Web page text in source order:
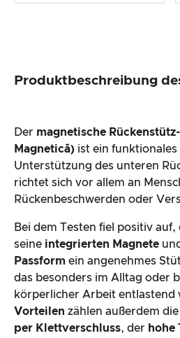
Produktbeschreibung
Der magnetische
Magnetică) ist ein
Unterstützung des unteren
richtet sich vor allem an
Rückenbeschwerden oder
Bei dem Testen fiel positiv
seine integrierten Magnete
Passform ein angenehmes
das besonders im Alltag oder
körperlicher Arbeit entlastend
Vorteilen zählen außerdem die
per Klettverschluss, der hohe